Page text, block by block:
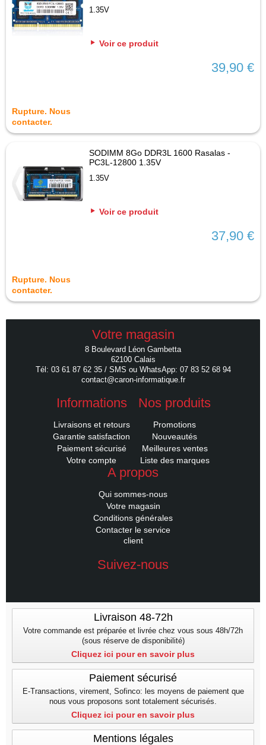
1.35V
Voir ce produit
39,90 €
Rupture. Nous
contacter.
SODIMM 8Go DDR3L 1600 Rasalas -
PC3L-12800 1.35V
1.35V
Voir ce produit
37,90 €
Rupture. Nous
contacter.
Votre magasin
8 Boulevard Léon Gambetta
62100 Calais
Tél: 03 61 87 62 35 / SMS ou WhatsApp: 07 83 52 68 94
contact@caron-informatique.fr
Informations
Livraisons et retours
Garantie satisfaction
Paiement sécurisé
Votre compte
Nos produits
Promotions
Nouveautés
Meilleures ventes
Liste des marques
A propos
Qui sommes-nous
Votre magasin
Conditions générales
Contacter le service
client
Suivez-nous
Livraison 48-72h
Votre commande est préparée et livrée chez vous sous 48h/72h
(sous réserve de disponibilité)
Cliquez ici pour en savoir plus
Paiement sécurisé
E-Transactions, virement, Sofinco: les moyens de paiement que
nous vous proposons sont totalement sécurisés.
Cliquez ici pour en savoir plus
Mentions légales